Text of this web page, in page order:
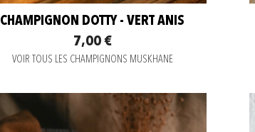
CHAMPIGNON DOTTY - VERT ANIS
7,00 €
VOIR TOUS LES CHAMPIGNONS MUSKHANE